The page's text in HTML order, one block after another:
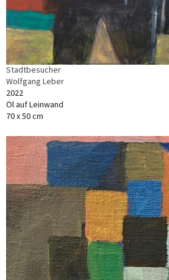
Stadtbesucher
Wolfgang Leber
2022
Öl auf Leinwand
70 x 50 cm